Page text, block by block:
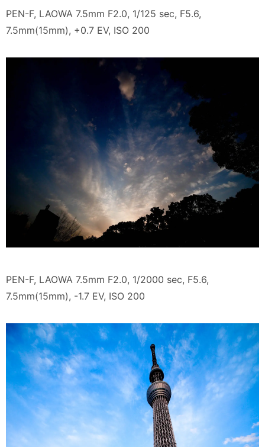
PEN-F, LAOWA 7.5mm F2.0, 1/125 sec, F5.6,
7.5mm(15mm), +0.7 EV, ISO 200
PEN-F, LAOWA 7.5mm F2.0, 1/2000 sec, F5.6,
7.5mm(15mm), -1.7 EV, ISO 200